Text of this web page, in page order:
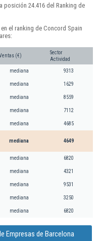
posición 24.416 del Ranking de
el ranking de Concord Spain
(€)
Sector
Actividad
mediana 9313
mediana 1629
mediana 8559
mediana 7112
mediana 4685
mediana 4649
mediana 6820
mediana 4321
mediana 9531
mediana 3250
mediana 6820
Empresas de Barcelona